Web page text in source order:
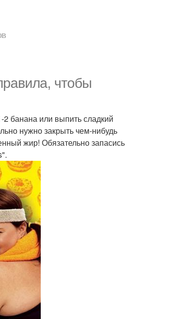
чтобы
2 банана или выпить сладкий
нужно закрыть чем-нибудь
жир! Обязательно запасись